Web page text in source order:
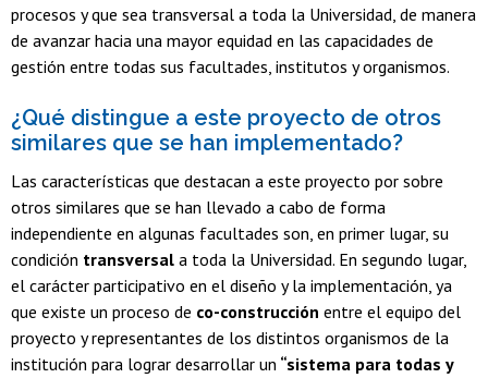
procesos y que sea transversal a toda la Universidad, de manera
de avanzar hacia una mayor equidad en las capacidades de
gestión entre todas sus facultades, institutos y organismos.
¿Qué distingue a este proyecto de otros
similares que se han implementado?
Las características que destacan a este proyecto por sobre
otros similares que se han llevado a cabo de forma
independiente en algunas facultades son, en primer lugar, su
condición transversal a toda la Universidad. En segundo lugar,
el carácter participativo en el diseño y la implementación, ya
que existe un proceso de co-construcción entre el equipo del
proyecto y representantes de los distintos organismos de la
institución para lograr desarrollar un “sistema para todas y